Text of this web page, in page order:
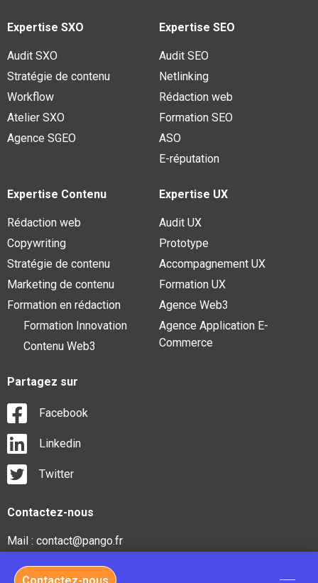
Expertise SXO
Audit SXO
Stratégie de contenu
Workflow
Atelier SXO
Agence SGEO
Expertise SEO
Audit SEO
Netlinking
Rédaction web
Formation SEO
ASO
E-réputation
Expertise Contenu
Rédaction web
Copywriting
Stratégie de contenu
Marketing de contenu
Formation en rédaction
Formation Innovation
Contenu Web3
Expertise UX
Audit UX
Prototype
Accompagnement UX
Formation UX
Agence Web3
Agence Application E-
Commerce
Partagez sur
Facebook
Linkedin
Twitter
Contactez-nous
Mail : contact@pango.fr